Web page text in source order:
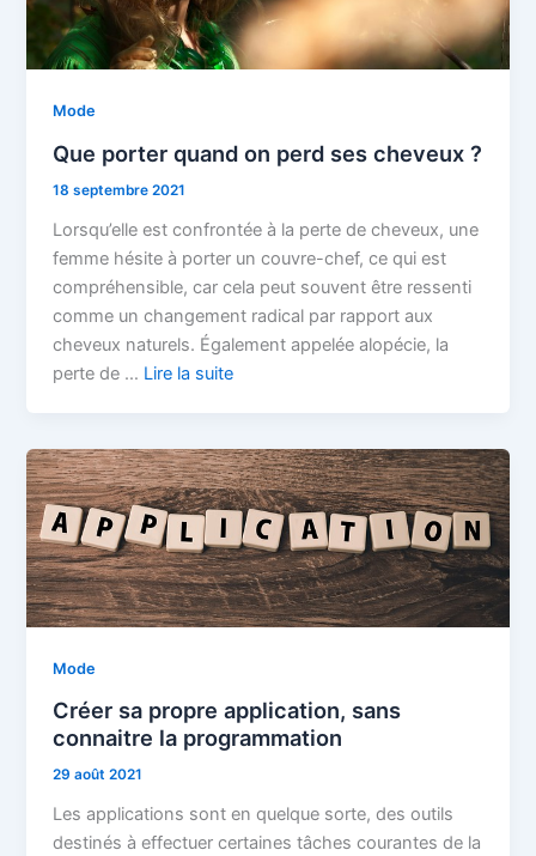
Mode
Que porter quand on perd ses cheveux ?
18 septembre 2021
Lorsqu’elle est confrontée à la perte de cheveux, une
femme hésite à porter un couvre-chef, ce qui est
compréhensible, car cela peut souvent être ressenti
comme un changement radical par rapport aux
cheveux naturels. Également appelée alopécie, la
perte de … Lire la suite
Mode
Créer sa propre application, sans
connaitre la programmation
29 août 2021
Les applications sont en quelque sorte, des outils
destinés à effectuer certaines tâches courantes de la